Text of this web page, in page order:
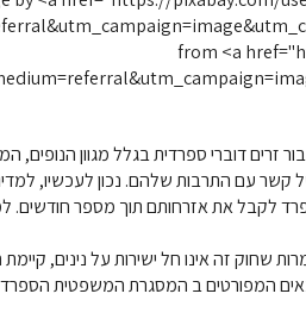
from <a
זרים דוברי ספרדית בגלל מגוון הנופים,
עם התרבות שלהם. נכון לעכשיו,
לקבל את אזרחותם תוך מספר חודשים.
שחוק זה אינו חל ישירות על נינים,
המפורטים ב המסגרת המשפטית